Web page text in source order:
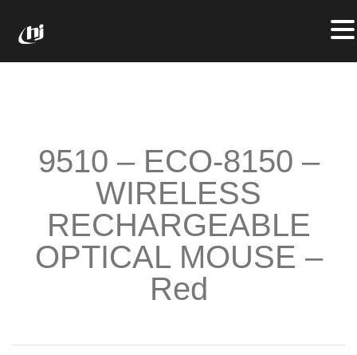
9510 – ECO-8150 –
WIRELESS
RECHARGEABLE
OPTICAL MOUSE –
Red